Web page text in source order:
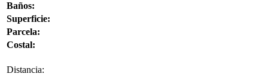
Baños:
Superficie:
Parcela:
Costal:
Distancia: